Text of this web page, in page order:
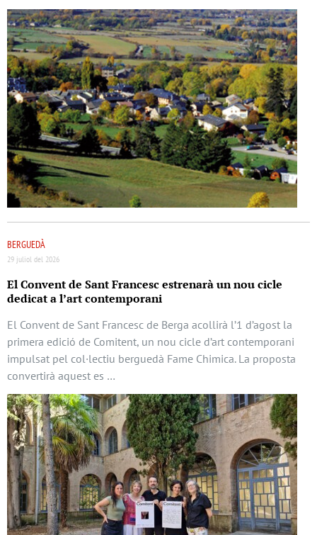
BERGUEDÀ
29 juliol del 2026
El Convent de Sant Francesc estrenarà un nou cicle
dedicat a l’art contemporani
El Convent de Sant Francesc de Berga acollirà l’1 d’agost la
primera edició de Comitent, un nou cicle d’art contemporani
impulsat pel col·lectiu berguedà Fame Chimica. La proposta
convertirà aquest es …